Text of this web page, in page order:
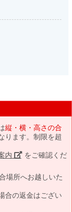
縦・横・高さの合
ります。制限を超
内」 をご確認くだ
場所へお越しいた
合の返金はござい